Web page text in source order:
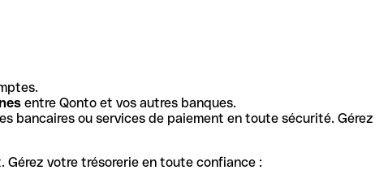
entre Qonto et vos autres banques.
bancaires ou services de paiement en toute sécurité. Gérez
Gérez votre trésorerie en toute confiance :